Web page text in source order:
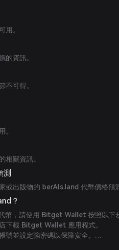
用。
的資訊。
不可得。
。
相關資訊。
測
或出版物的 berAIs.land 代幣價格預
？
幣，請使用 Bitget Wallet 按照以下
下載 Bitget Wallet 應用程式。
號並設定強密碼以保障安全。
用支持的法幣支付方式充值到 Bitget